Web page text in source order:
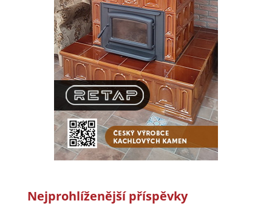
Nejprohlíženější příspěvky